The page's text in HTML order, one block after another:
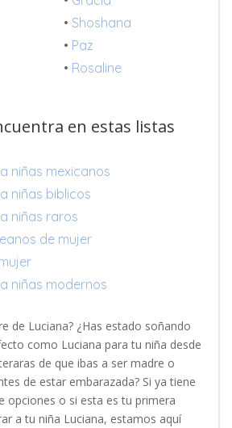
• Shoshana
• Paz
• Rosaline
en estas listas
niñas mexicanos
niñas biblicos
niñas raros
de mujer
niñas modernos
de Luciana? ¿Has estado soñando
como Luciana para tu niña desde
de que ibas a ser madre o
de estar embarazada? Si ya tiene
opciones o si esta es tu primera
a tu niña Luciana, estamos aquí